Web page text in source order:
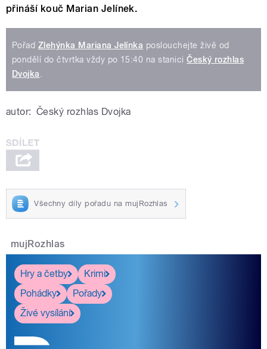
přináší kouč Marian Jelínek.
Pořad Zlehýnka Mariana Jelínka poslouchejte živě od
pondělí do čtvrtka vždy po 15:40 na staniciČeský rozhlas
Dvojka.
autor: Český rozhlas Dvojka
Všechny díly pořadu na mujRozhlas
mujRozhlas
Hry a četby
Krimi
Pohádky
Pořady
Živé vysílání